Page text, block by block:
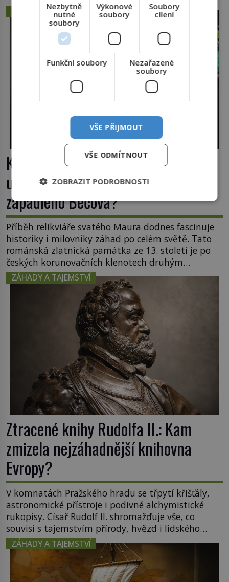
ZÁHADY A TAJEMSTVÍ
Klenot skrytý pod podlahou: Jak se
unikátní románský poklad dostal do
zapadlého Bečova?
Příběh relikviáře svatého Maura dodnes fascinuje
historiky i milovníky záhad po celém světě. Tato
románská zlatnická památka ze 13. století je po
českých korunovačních klenotech druhým
nejcennějším movitým majetkem v České
republice. Přestože byl klenot v roce 1985 po
dramatickém pátrání kriminalistů úspěšně
nalezen, jeho minulost stále obestírá hustá mlha.
Otázky, jak přesně se tato […]
ZÁHADY A TAJEMSTVÍ
Ztracené knihy Rudolfa II.: Kam
zmizela nejzáhadnější knihovna
Evropy?
V komnatách Pražského hradu se třpytí křišťály,
astronomické přístroje i podivné alchymistické
rukopisy. Císař Rudolf II. shromažďuje vše, co
souvisí s tajemstvím přírody, hvězd i lidského
poznání. Jenže po jeho smrti se jeho slavné sbírky
začínají rozpadat a část z nich mizí navždy. Kdo
odnesl nejvzácnější knihy? A existují ještě někde
zapomenuté rukopisy, které nikdo […]
ZÁHADY A TAJEMSTVÍ
Nezbytně
nutné
soubory
Výkonové
soubory
Soubory
cílení
Funkční soubory
Nezařazené
soubory
VŠE PŘIJMOUT
VŠE ODMÍTNOUT
ZOBRAZIT PODROBNOSTI